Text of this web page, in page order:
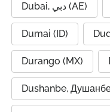
Dubai, دبي (AE)
Dumai (ID)
Durango (MX)
Dushanbe,